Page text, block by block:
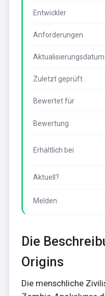
Entwickler
Anforderungen
Aktualisierungsdatum:
Zuletzt geprüft
Bewertet für
Bewertung
Erhältlich bei
Aktuell?
Melden
Die
Origins
Die menschliche